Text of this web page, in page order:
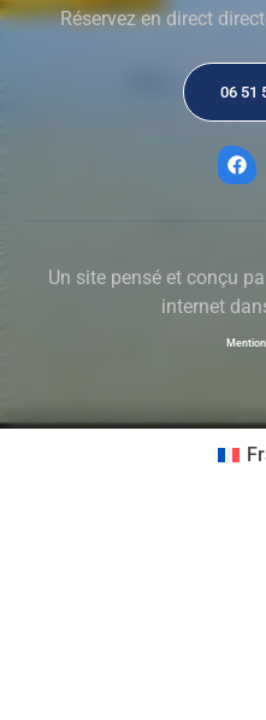
Réservez en direct
06 51
Un site pensé et conçu
internet